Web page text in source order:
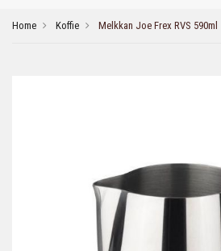
Home Koffie Melkkan Joe Frex RVS 590ml